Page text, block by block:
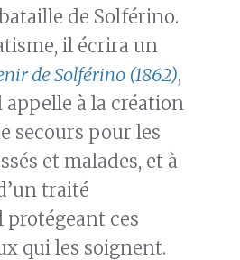
de Solférino.
il écrira un
de Solférino (1862),
appelle à la création
secours pour les
et malades, et à
traité
ces
qui les soignent.